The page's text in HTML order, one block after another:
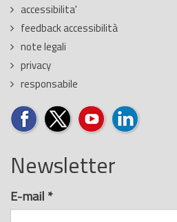
accessibilita'
feedback accessibilità
note legali
privacy
responsabile
Newsletter
E-mail *